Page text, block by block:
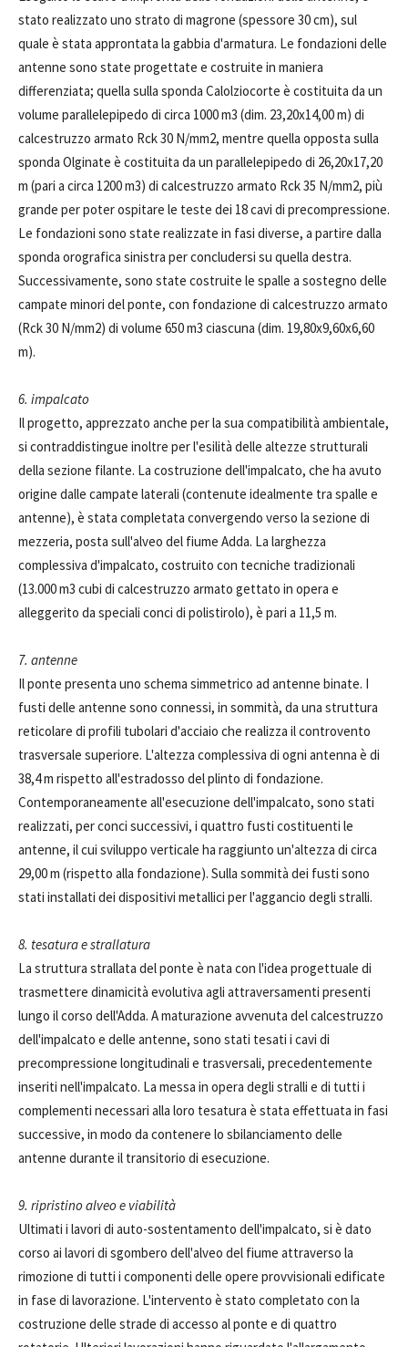
stato realizzato uno strato di magrone (spessore 30 cm), sul
quale è stata approntata la gabbia d'armatura. Le fondazioni delle
antenne sono state progettate e costruite in maniera
differenziata; quella sulla sponda Calolziocorte è costituita da un
volume parallelepipedo di circa 1000 m3 (dim. 23,20x14,00 m) di
calcestruzzo armato Rck 30 N/mm2, mentre quella opposta sulla
sponda Olginate è costituita da un parallelepipedo di 26,20x17,20
m (pari a circa 1200 m3) di calcestruzzo armato Rck 35 N/mm2, più
grande per poter ospitare le teste dei 18 cavi di precompressione.
Le fondazioni sono state realizzate in fasi diverse, a partire dalla
sponda orografica sinistra per concludersi su quella destra.
Successivamente, sono state costruite le spalle a sostegno delle
campate minori del ponte, con fondazione di calcestruzzo armato
(Rck 30 N/mm2) di volume 650 m3 ciascuna (dim. 19,80x9,60x6,60
m).
6. impalcato
Il progetto, apprezzato anche per la sua compatibilità ambientale,
si contraddistingue inoltre per l'esilità delle altezze strutturali
della sezione filante. La costruzione dell'impalcato, che ha avuto
origine dalle campate laterali (contenute idealmente tra spalle e
antenne), è stata completata convergendo verso la sezione di
mezzeria, posta sull'alveo del fiume Adda. La larghezza
complessiva d'impalcato, costruito con tecniche tradizionali
(13.000 m3 cubi di calcestruzzo armato gettato in opera e
alleggerito da speciali conci di polistirolo), è pari a 11,5 m.
7. antenne
Il ponte presenta uno schema simmetrico ad antenne binate. I
fusti delle antenne sono connessi, in sommità, da una struttura
reticolare di profili tubolari d'acciaio che realizza il controvento
trasversale superiore. L'altezza complessiva di ogni antenna è di
38,4 m rispetto all'estradosso del plinto di fondazione.
Contemporaneamente all'esecuzione dell'impalcato, sono stati
realizzati, per conci successivi, i quattro fusti costituenti le
antenne, il cui sviluppo verticale ha raggiunto un'altezza di circa
29,00 m (rispetto alla fondazione). Sulla sommità dei fusti sono
stati installati dei dispositivi metallici per l'aggancio degli stralli.
8. tesatura e strallatura
La struttura strallata del ponte è nata con l'idea progettuale di
trasmettere dinamicità evolutiva agli attraversamenti presenti
lungo il corso dell'Adda. A maturazione avvenuta del calcestruzzo
dell'impalcato e delle antenne, sono stati tesati i cavi di
precompressione longitudinali e trasversali, precedentemente
inseriti nell'impalcato. La messa in opera degli stralli e di tutti i
complementi necessari alla loro tesatura è stata effettuata in fasi
successive, in modo da contenere lo sbilanciamento delle
antenne durante il transitorio di esecuzione.
9. ripristino alveo e viabilità
Ultimati i lavori di auto-sostentamento dell'impalcato, si è dato
corso ai lavori di sgombero dell'alveo del fiume attraverso la
rimozione di tutti i componenti delle opere provvisionali edificate
in fase di lavorazione. L'intervento è stato completato con la
costruzione delle strade di accesso al ponte e di quattro